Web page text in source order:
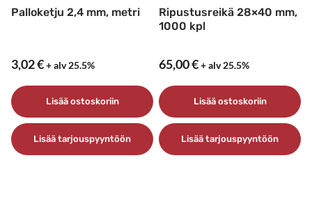
Palloketju 2,4 mm, metri
3,02€+ alv 25.5%
Lisää ostoskoriin
Lisää tarjouspyyntöön
Ripustusreikä 28×40 mm,
1000 kpl
65,00€+ alv 25.5%
Lisää ostoskoriin
Lisää tarjouspyyntöön